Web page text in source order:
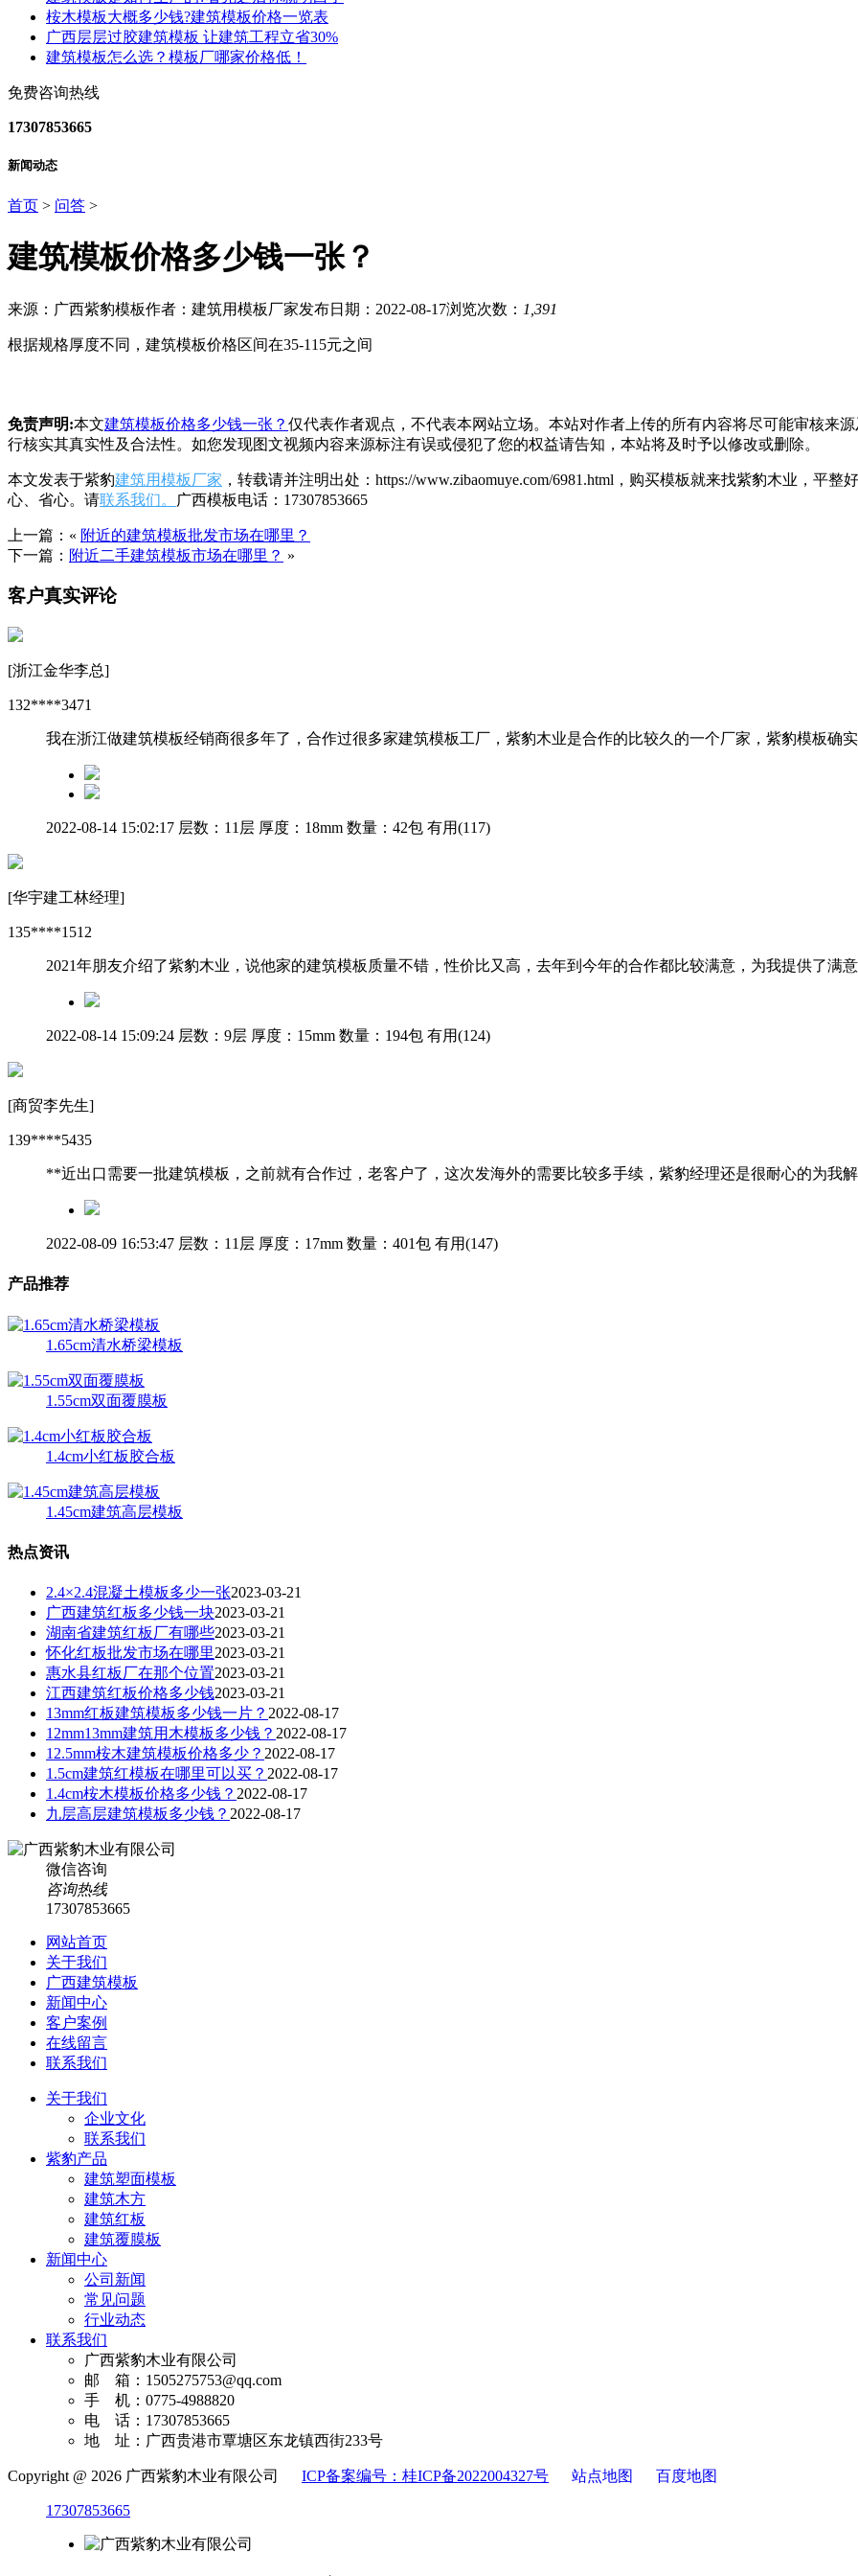
桉木模板大概多少钱?建筑模板价格一览表
广西层层过胶建筑模板 让建筑工程立省30%
建筑模板怎么选？模板厂哪家价格低！
免费咨询热线
17307853665
新闻动态
首页 > 问答 >
建筑模板价格多少钱一张？
来源：广西紫豹模板作者：建筑用模板厂家发布日期：2022-08-17浏览次数： 1,391
根据规格厚度不同，建筑模板价格区间在35-115元之间
免责声明:本文建筑模板价格多少钱一张？ 仅代表作者观点，不代表本网站立场。本站对作者上传的所有内容将尽可能审核来
行核实其真实性及合法性。如您发现图文视频内容来源标注有误或侵犯了您的权益请告知，本站将及时予以修改或删除。
本文发表于紫豹建筑用模板厂家 ，转载请并注明出处：https://www.zibaomuye.com/6981.html，购买模板就来找紫豹木业，平
心、省心。请联系我们。 广西模板电话：17307853665
上一篇：« 附近的建筑模板批发市场在哪里？
下一篇： 附近二手建筑模板市场在哪里？ »
客户真实评论
[浙江金华李总]
132****3471
我在浙江做建筑模板经销商很多年了，合作过很多家建筑模板工厂，紫豹木业是合作的比较久的一个厂家，紫豹模板确
2022-08-14 15:02:17 层数：11层 厚度：18mm 数量：42包 有用(117)
[华宇建工林经理]
135****1512
2021年朋友介绍了紫豹木业，说他家的建筑模板质量不错，性价比又高，去年到今年的合作都比较满意，为我提供了满意
2022-08-14 15:09:24 层数：9层 厚度：15mm 数量：194包 有用(124)
[商贸李先生]
139****5435
**近出口需要一批建筑模板，之前就有合作过，老客户了，这次发海外的需要比较多手续，紫豹经理还是很耐心的为我
2022-08-09 16:53:47 层数：11层 厚度：17mm 数量：401包 有用(147)
产品推荐
1.65cm清水桥梁模板
1.55cm双面覆膜板
1.4cm小红板胶合板
1.45cm建筑高层模板
热点资讯
2.4×2.4混凝土模板多少一张2023-03-21
广西建筑红板多少钱一块2023-03-21
湖南省建筑红板厂有哪些2023-03-21
怀化红板批发市场在哪里2023-03-21
惠水县红板厂在那个位置2023-03-21
江西建筑红板价格多少钱2023-03-21
13mm红板建筑模板多少钱一片？ 2022-08-17
12mm13mm建筑用木模板多少钱？ 2022-08-17
12.5mm桉木建筑模板价格多少？ 2022-08-17
1.5cm建筑红模板在哪里可以买？ 2022-08-17
1.4cm桉木模板价格多少钱？ 2022-08-17
九层高层建筑模板多少钱？ 2022-08-17
微信咨询
咨询热线
17307853665
网站首页
关于我们
广西建筑模板
新闻中心
客户案例
在线留言
联系我们
关于我们
企业文化
联系我们
紫豹产品
建筑塑面模板
建筑木方
建筑红板
建筑覆膜板
新闻中心
公司新闻
常见问题
行业动态
联系我们
广西紫豹木业有限公司
邮 箱：1505275753@qq.com‬
手 机：0775-4988820
电 话：17307853665
地 址：广西贵港市覃塘区东龙镇西街233号
Copyright @ 2026 广西紫豹木业有限公司 ICP备案编号：桂ICP备2022004327号 站点地图 百度地图
17307853665